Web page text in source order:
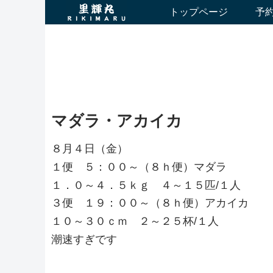
トップページ 予
マダラ・アカイカ
８月４日（金）
１便 ５：００～（８ｈ便）マダラ
１．０～４．５ｋｇ ４～１５匹/１人
３便 １９：００～（８ｈ便）アカイカ
１０～３０ｃｍ ２～２５杯/１人
潮速すぎです